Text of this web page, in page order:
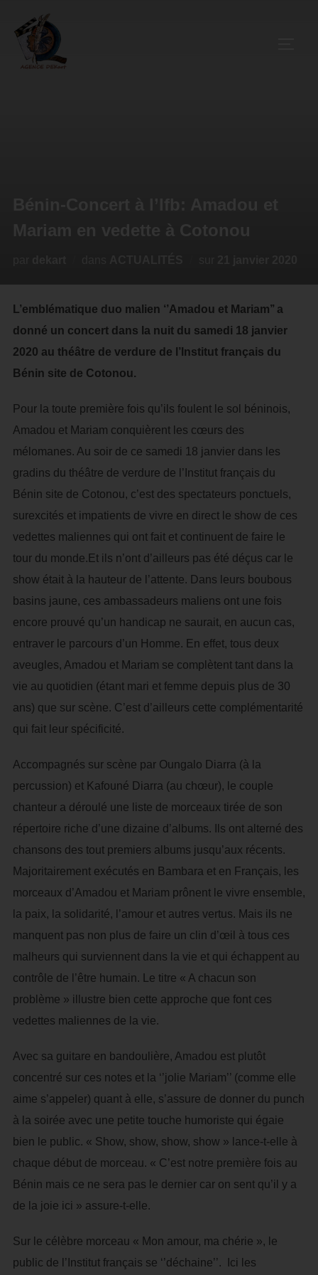
L’emblématique duo malien ‘’Amadou et Mariam’’ a
donné un concert dans la nuit du samedi 18 janvier
2020 au théâtre de verdure de l’Institut français du
Bénin site de Cotonou.
Pour la toute première fois qu’ils foulent le sol béninois,
Amadou et Mariam conquièrent les cœurs des
mélomanes. Au soir de ce samedi 18 janvier dans les
gradins du théâtre de verdure de l’Institut français du
Bénin site de Cotonou, c’est des spectateurs ponctuels,
surexcités et impatients de vivre en direct le show de ces
vedettes maliennes qui ont fait et continuent de faire le
tour du monde.Et ils n’ont d’ailleurs pas été déçus car le
show était à la hauteur de l’attente. Dans leurs boubous
basins jaune, ces ambassadeurs maliens ont une fois
encore prouvé qu’un handicap ne saurait, en aucun cas,
entraver le parcours d’un Homme. En effet, tous deux
aveugles, Amadou et Mariam se complètent tant dans la
vie au quotidien (étant mari et femme depuis plus de 30
ans) que sur scène. C’est d’ailleurs cette complémentarité
qui fait leur spécificité.
Accompagnés sur scène par Oungalo Diarra (à la
percussion) et Kafouné Diarra (au chœur), le couple
chanteur a déroulé une liste de morceaux tirée de son
répertoire riche d’une dizaine d’albums. Ils ont alterné des
chansons des tout premiers albums jusqu’aux récents.
Majoritairement exécutés en Bambara et en Français, les
morceaux d’Amadou et Mariam prônent le vivre ensemble,
la paix, la solidarité, l’amour et autres vertus. Mais ils ne
manquent pas non plus de faire un clin d’œil à tous ces
malheurs qui surviennent dans la vie et qui échappent au
contrôle de l’être humain. Le titre « A chacun son
problème » illustre bien cette approche que font ces
vedettes maliennes de la vie.
Avec sa guitare en bandoulière, Amadou est plutôt
concentré sur ces notes et la ‘’jolie Mariam’’ (comme elle
aime s’appeler) quant à elle, s’assure de donner du punch
à la soirée avec une petite touche humoriste qui égaie
bien le public. « Show, show, show, show » lance-t-elle à
chaque début de morceau. « C’est notre première fois au
Bénin mais ce ne sera pas le dernier car on sent qu’il y a
de la joie ici » assure-t-elle.
Sur le célèbre morceau « Mon amour, ma chérie », le
public de l’Institut français se ‘’déchaine’’. Ici les